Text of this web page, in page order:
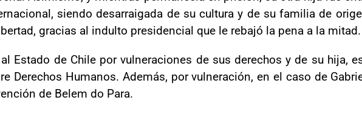
siendo desarraigada de su cultura y de su familia de
gracias al indulto presidencial que le rebajó la pena a la mitad.
Estado de Chile por vulneraciones de sus derechos y de su hija,
Derechos Humanos. Además, por vulneración, en el caso de
de Belem do Para.